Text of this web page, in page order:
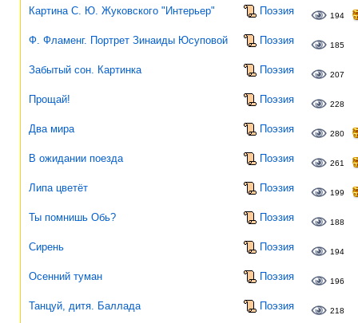
Картина С. Ю. Жуковского "Интерьер" Поэзия 194
Ф. Фламенг. Портрет Зинаиды Юсуповой Поэзия 185
Забытый сон. Картинка Поэзия 207
Прощай! Поэзия 228
Два мира Поэзия 280
В ожидании поезда Поэзия 261
Липа цветёт Поэзия 199
Ты помнишь Обь? Поэзия 188
Сирень Поэзия 194
Осенний туман Поэзия 196
Танцуй, дитя. Баллада Поэзия 218